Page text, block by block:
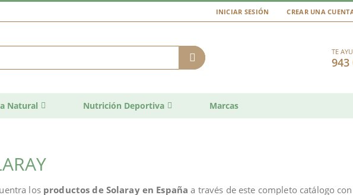
INICIAR SESIÓN CREAR UNA
TE
943
Natural Nutrición Deportiva Marcas
los productos de Solaray en España a través de este completo catálogo